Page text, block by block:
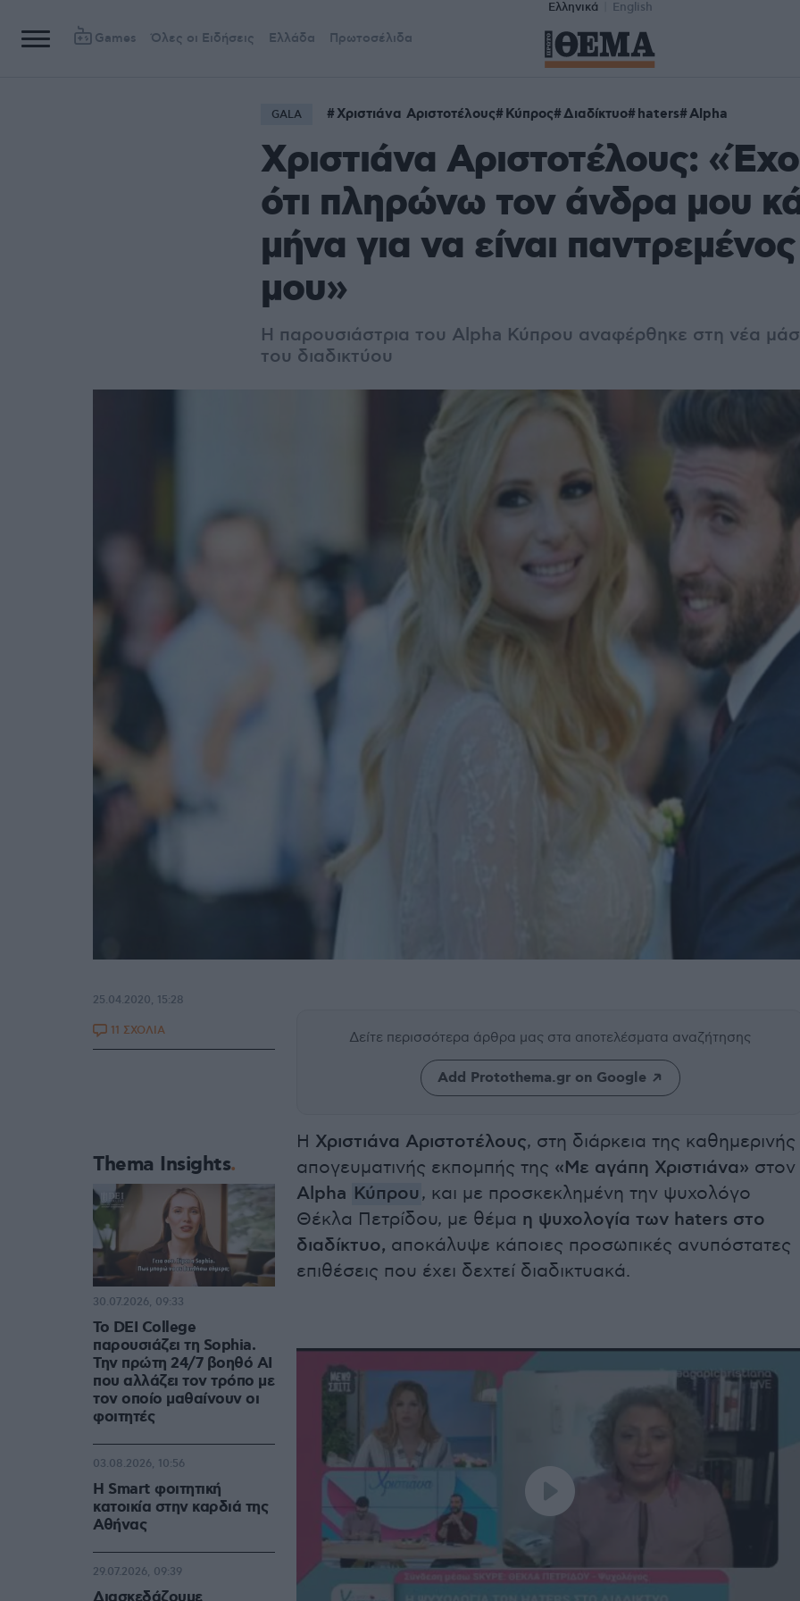
Ελληνικά English
Games Όλες οι Ειδήσεις Ελλάδα Πρωτοσέλιδα
GALA Χριστιάνα Αριστοτέλους Κύπρος Διαδίκτυο haters Alpha
Xριστιάνα Αριστοτέλους:
ότι πληρώνω τον άνδρα μου
μήνα για να είναι
μου»
Η παρουσιάστρια του Alpha Κύπρου αναφέρθηκε στη νέα
του διαδικτύου
Δείτε περισσότερα άρθρα μας στα αποτελέσματα αναζήτησης
Add Protothema.gr on Google
Η Χριστιάνα Αριστοτέλους, στη διάρκεια της καθημερινής
απογευματινής εκπομπής της «Με αγάπη Χριστιάνα» στον
Alpha Κύπρου, και με προσκεκλημένη την ψυχολόγο
Θέκλα Πετρίδου, με θέμα η ψυχολογία των haters στο
διαδίκτυο, αποκάλυψε κάποιες προσωπικές ανυπόστατες
επιθέσεις που έχει δεχτεί διαδικτυακά.
25.04.2020, 15:28
11 ΣΧΟΛΙΑ
Thema Insights
Το DEI College
παρουσιάζει τη Sophia.
Την πρώτη 24/7 βοηθό AI
που αλλάζει τον τρόπο με
τον οποίο μαθαίνουν οι
φοιτητές
30.07.2026, 09:33
Η Smart φοιτητική
κατοικία στην καρδιά της
Αθήνας
03.08.2026, 10:56
29.07.2026, 09:39